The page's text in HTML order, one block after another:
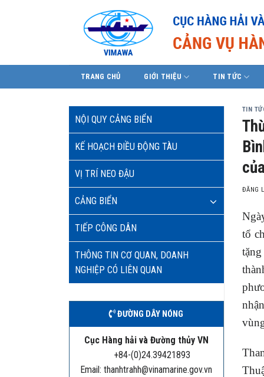
TRANG CHỦ GIỚI THIỆU TIN TỨC
NỘI QUY CẢNG BIỂN
KẾ HOẠCH ĐIỀU ĐỘNG TÀU
VỊ TRÍ NEO ĐẬU
CẢNG BIỂN
TIẾP CÔNG DÂN
THÔNG TIN CƠ QUAN, DOANH
NGHIỆP CÓ LIÊN QUAN
ĐƯỜNG DÂY NÓNG
Cục Hàng hải và Đường thủy VN
+84-(0)24.39421893
Email: thanhtrahh@vinamarine.gov.vn
TIN
ĐĂNG
tổ